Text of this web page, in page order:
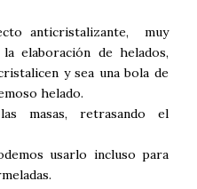
anticristalizante, muy
elaboración de helados,
y sea una bola de
helado.
masas, retrasando el
usarlo incluso para